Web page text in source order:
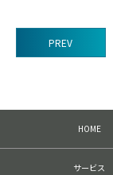
の
へ
PREV
HOME
サービス